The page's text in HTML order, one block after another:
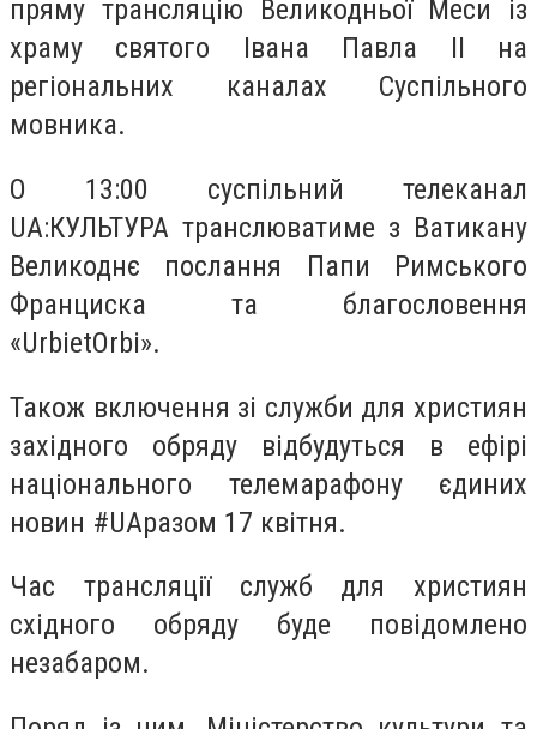
пряму трансляцію Великодньої Меси із
храму святого Івана Павла ІІ на
регіональних каналах Суспільного
мовника.
О 13:00 суспільний телеканал
UA:КУЛЬТУРА транслюватиме з Ватикану
Великоднє послання Папи Римського
Франциска та благословення
«UrbietOrbi».
Також включення зі служби для християн
західного обряду відбудуться в ефірі
національного телемарафону єдиних
новин #UAразом 17 квітня.
Час трансляції служб для християн
східного обряду буде повідомлено
незабаром.